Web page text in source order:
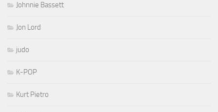
Johnnie Bassett
Jon Lord
judo
K-POP
Kurt Pietro